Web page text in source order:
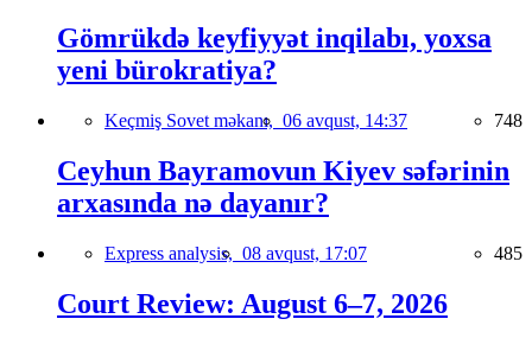
Gömrükdə keyfiyyət inqilabı, yoxsa
yeni bürokratiya?
Keçmiş Sovet məkanı, 06 avqust, 14:37 748
Ceyhun Bayramovun Kiyev səfərinin
arxasında nə dayanır?
Express analysis, 08 avqust, 17:07 485
Court Review: August 6–7, 2026